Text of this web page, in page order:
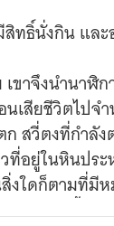
ทธิ์นั่งกิน แล
เขาจึงนำนา
เสียชีวิตไปจ
สวี่ตงที่กำลั
ที่อยู่ในหินปร
งใดก็ตามที่มี
ได้เงินมาตั้ง